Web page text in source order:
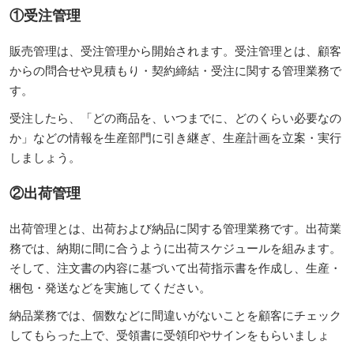
①受注管理
販売管理は、受注管理から開始されます。受注管理とは、顧客
からの問合せや見積もり・契約締結・受注に関する管理業務で
す。
受注したら、「どの商品を、いつまでに、どのくらい必要なの
か」などの情報を生産部門に引き継ぎ、生産計画を立案・実行
しましょう。
②出荷管理
出荷管理とは、出荷および納品に関する管理業務です。出荷業
務では、納期に間に合うように出荷スケジュールを組みます。
そして、注文書の内容に基づいて出荷指示書を作成し、生産・
梱包・発送などを実施してください。
納品業務では、個数などに間違いがないことを顧客にチェック
してもらった上で、受領書に受領印やサインをもらいましょ